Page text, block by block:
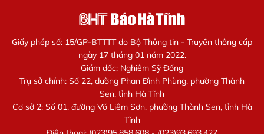
Giấy phép số: 15/GP-BTTTT do Bộ Thông tin - Truyền thông cấp
ngày 17 tháng 01 năm 2022.
Giám đốc: Nghiêm Sỹ Đống
Trụ sở chính: Số 22, đường Phan Đình Phùng, phường Thành
Sen, tỉnh Hà Tĩnh
Cơ sở 2: Số 01, đường Võ Liêm Sơn, phường Thành Sen, tỉnh Hà
Tĩnh